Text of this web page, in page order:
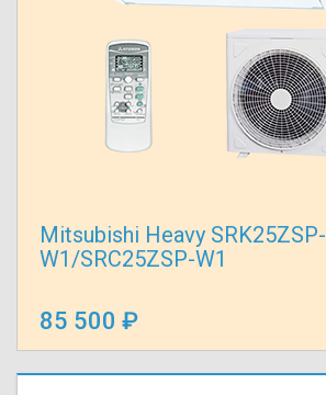
Mitsubishi Heavy SRK25ZSP-
W1/SRC25ZSP-W1
85 500